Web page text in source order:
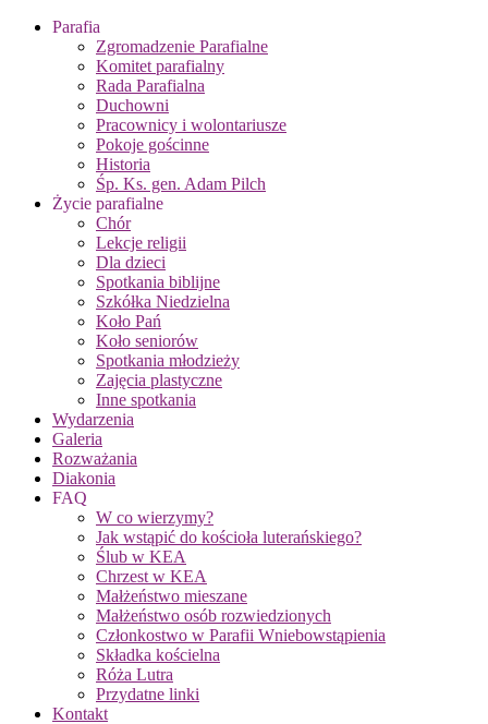
Parafia
Zgromadzenie Parafialne
Komitet parafialny
Rada Parafialna
Duchowni
Pracownicy i wolontariusze
Pokoje gościnne
Historia
Śp. Ks. gen. Adam Pilch
Życie parafialne
Chór
Lekcje religii
Dla dzieci
Spotkania biblijne
Szkółka Niedzielna
Koło Pań
Koło seniorów
Spotkania młodzieży
Zajęcia plastyczne
Inne spotkania
Wydarzenia
Galeria
Rozważania
Diakonia
FAQ
W co wierzymy?
Jak wstąpić do kościoła luterańskiego?
Ślub w KEA
Chrzest w KEA
Małżeństwo mieszane
Małżeństwo osób rozwiedzionych
Członkostwo w Parafii Wniebowstąpienia
Składka kościelna
Róża Lutra
Przydatne linki
Kontakt